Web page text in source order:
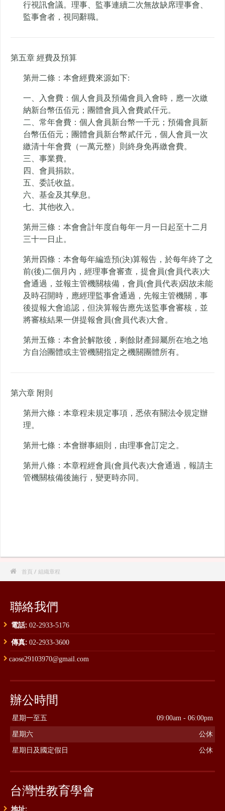
行視訊會議。理事、監事連續二次無故缺席理事會、
監事會者，視同辭職。
第五章 經費及預算
第卅二條：本會經費來源如下:
一、入會費：個人會員及預備會員入會時，應一次繳
納新台幣伍佰元；團體會員入會費貳仟元。
二、常年會費：個人會員新台幣一千元；預備會員新
台幣伍佰元；團體會員新台幣貳仟元，個人會員一次
繳清十年會費（一萬元整）則終身免再繳會費。
三、事業費。
四、會員捐款。
五、委託收益。
六、基金及其孳息。
七、其他收入。
第卅三條：本會會計年度自每年一月一日起至十二月
三十一日止。
第卅四條：本會每年編造預(決)算報告，於每年終了之
前(後)二個月內，經理事會審查，提會員(會員代表)大
會通過，並報主管機關核備，會員(會員代表)因故未能
及時召開時，應經理監事會通過，先報主管機關，事
後提報大會追認，但決算報告應先送監事會審核，並
將審核結果一併提報會員(會員代表)大會。
第卅五條：本會於解散後，剩餘財產歸屬所在地之地
方自治團體或主管機關指定之機關團體所有。
第六章 附則
第卅六條：本章程未規定事項，悉依有關法令規定辦
理。
第卅七條：本會辦事細則，由理事會訂定之。
第卅八條：本章程經會員(會員代表)大會通過，報請主
管機關核備後施行，變更時亦同。
 首頁 / 組織章程
聯絡我們
電話: 02-2933-5176
傳真: 02-2933-3600
caose29103970@gmail.com
辦公時間
星期一至五 09:00am - 06:00pm
星期六 公休
星期日及國定假日 公休
台灣性教育學會
地址: